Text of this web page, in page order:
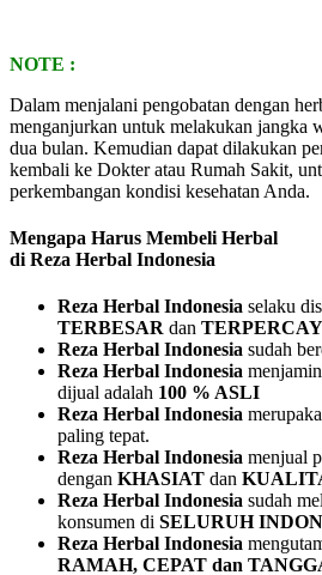
NOTE :
Dalam menjalani pengobatan dengan
menganjurkan untuk melakukan jangka
dua bulan. Kemudian dapat dilakukan
kembali ke Dokter atau Rumah Sakit,
perkembangan kondisi kesehatan Anda.
Mengapa Harus Membeli Herbal
di Reza Herbal Indonesia
Reza Herbal Indonesia selaku
TERBESAR dan
Reza Herbal Indonesia sudah
Reza Herbal Indonesia
dijual adalah 100 % ASLI
Reza Herbal Indonesia
paling tepat.
Reza Herbal Indonesia menjual
dengan KHASIAT dan
Reza Herbal Indonesia sudah
konsumen di SELURUH
Reza Herbal Indonesia
RAMAH, CEPAT dan